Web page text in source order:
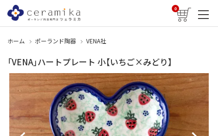
0
ホーム ポーランド陶器 VENA社
「VENA」ハートプレート 小【いちご×みどり】